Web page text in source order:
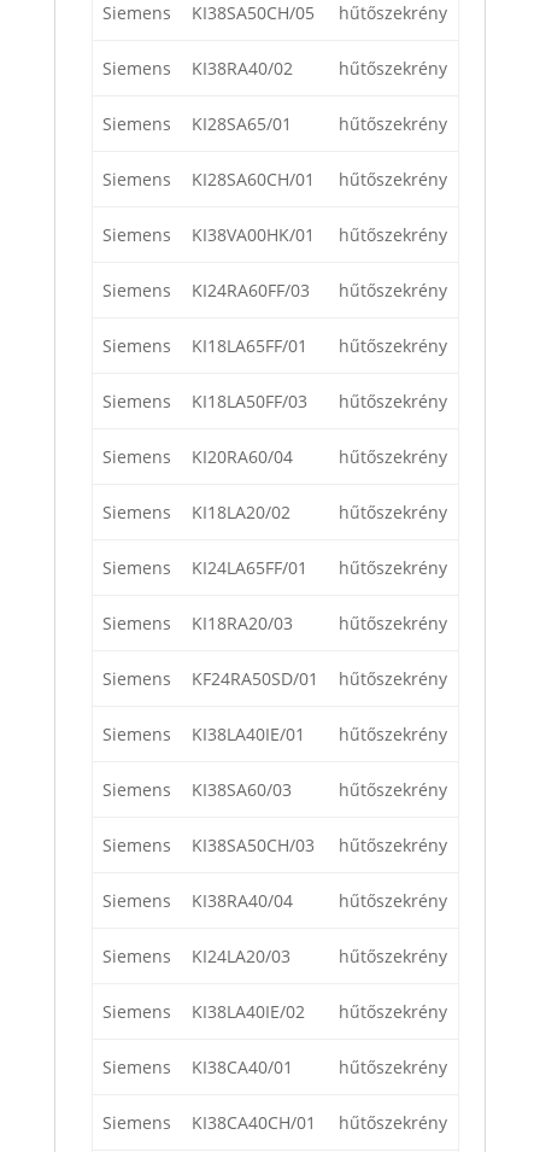
Siemens KI38SA50CH/05 hűtőszekrény
Siemens KI38RA40/02 hűtőszekrény
Siemens KI28SA65/01 hűtőszekrény
Siemens KI28SA60CH/01 hűtőszekrény
Siemens KI38VA00HK/01 hűtőszekrény
Siemens KI24RA60FF/03 hűtőszekrény
Siemens KI18LA65FF/01 hűtőszekrény
Siemens KI18LA50FF/03 hűtőszekrény
Siemens KI20RA60/04 hűtőszekrény
Siemens KI18LA20/02 hűtőszekrény
Siemens KI24LA65FF/01 hűtőszekrény
Siemens KI18RA20/03 hűtőszekrény
Siemens KF24RA50SD/01 hűtőszekrény
Siemens KI38LA40IE/01 hűtőszekrény
Siemens KI38SA60/03 hűtőszekrény
Siemens KI38SA50CH/03 hűtőszekrény
Siemens KI38RA40/04 hűtőszekrény
Siemens KI24LA20/03 hűtőszekrény
Siemens KI38LA40IE/02 hűtőszekrény
Siemens KI38CA40/01 hűtőszekrény
Siemens KI38CA40CH/01 hűtőszekrény